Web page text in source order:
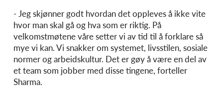
- Jeg skjønner godt hvordan det oppleves å ikke vite
hvor man skal gå og hva som er riktig. På
velkomstmøtene våre setter vi av tid til å forklare så
mye vi kan. Vi snakker om systemet, livsstilen, sosiale
normer og arbeidskultur. Det er gøy å være en del av
et team som jobber med disse tingene, forteller
Sharma.